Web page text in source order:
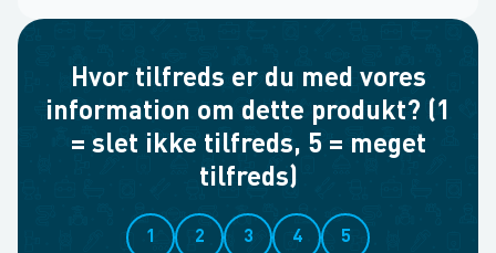
Hvor tilfreds er du med vores
information om dette produkt? (1
= slet ikke tilfreds, 5 = meget
tilfreds)
1 2 3 4 5